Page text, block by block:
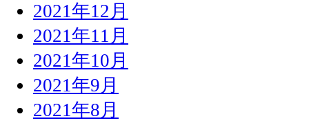
2021年12月
2021年11月
2021年10月
2021年9月
2021年8月